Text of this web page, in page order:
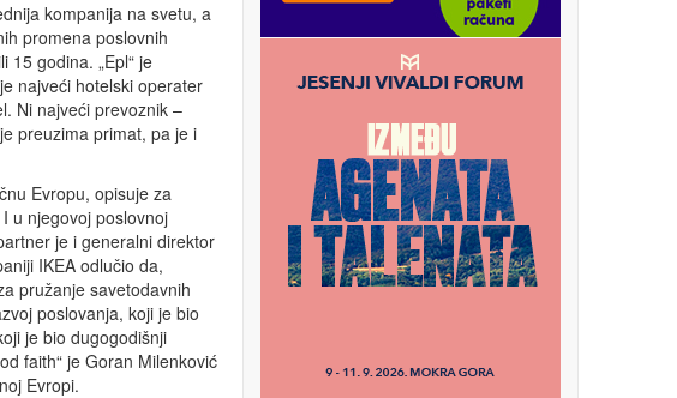
kompanija na svetu, a
promena poslovnih
15 godina. „Epl“ je
najveći hotelski operater
Ni najveći prevoznik –
preuzima primat, pa je i
Evropu, opisuje za
u njegovoj poslovnoj
je i generalni direktor
IKEA odlučio da,
pružanje savetodavnih
poslovanja, koji je bio
je bio dugogodišnji
faith“ je Goran Milenković
Evropi.